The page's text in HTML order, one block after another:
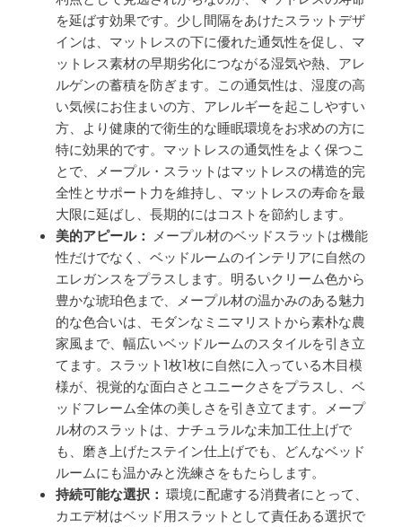
を延ばす効果です。少し間隔をあけたスラットデザ
インは、マットレスの下に優れた通気性を促し、マ
ットレス素材の早期劣化につながる湿気や熱、アレ
ルゲンの蓄積を防ぎます。この通気性は、湿度の高
い気候にお住まいの方、アレルギーを起こしやすい
方、より健康的で衛生的な睡眠環境をお求めの方に
特に効果的です。マットレスの通気性をよく保つこ
とで、メープル・スラットはマットレスの構造的完
全性とサポート力を維持し、マットレスの寿命を最
大限に延ばし、長期的にはコストを節約します。
美的アピール：
メープル材のベッドスラットは機能
性だけでなく、ベッドルームのインテリアに自然の
エレガンスをプラスします。明るいクリーム色から
豊かな琥珀色まで、メープル材の温かみのある魅力
的な色合いは、モダンなミニマリストから素朴な農
家風まで、幅広いベッドルームのスタイルを引き立
てます。スラット1枚1枚に自然に入っている木目模
様が、視覚的な面白さとユニークさをプラスし、ベ
ッドフレーム全体の美しさを引き立てます。メープ
ル材のスラットは、ナチュラルな未加工仕上げで
も、磨き上げたステイン仕上げでも、どんなベッド
ルームにも温かみと洗練さをもたらします。
持続可能な選択： 環境に配慮する消費者にとって、
カエデ材はベッド用スラットとして責任ある選択で